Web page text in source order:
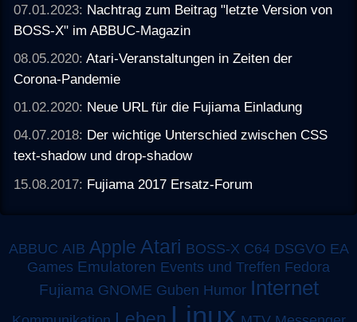
07.01.2023: Nachtrag zum Beitrag "letzte Version von
BOSS-X" im ABBUC-Magazin
08.05.2020:Atari-Veranstaltungen in Zeiten der
Corona-Pandemie
01.02.2020: Neue URL für die Fujiama Einladung
04.07.2018: Der wichtige Unterschied zwischen CSS
text-shadow und drop-shadow
15.08.2017: Fujiama 2017 Ersatz-Forum
ABBUC AIB Apple Atari BOSS-X C64 DSGVO EA
Games Emulatoren Events und Treffen Fedora
Fujiama GNOME Guben Humor Internet
Linux